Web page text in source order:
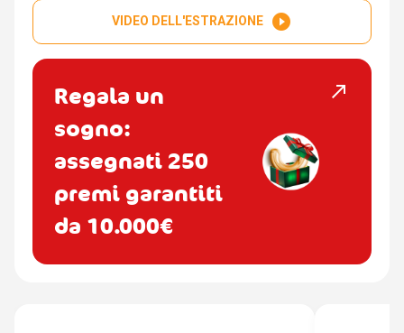
VIDEO DELL'ESTRAZIONE play_circle_filled
Regala un
sogno:
assegnati 250
premi garantiti
da 10.000€
north_east